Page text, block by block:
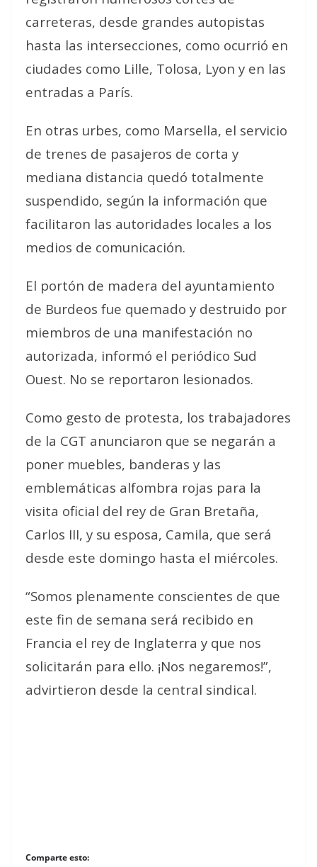
carreteras, desde grandes autopistas
hasta las intersecciones, como ocurrió en
ciudades como Lille, Tolosa, Lyon y en las
entradas a París.
En otras urbes, como Marsella, el servicio
de trenes de pasajeros de corta y
mediana distancia quedó totalmente
suspendido, según la información que
facilitaron las autoridades locales a los
medios de comunicación.
El portón de madera del ayuntamiento
de Burdeos fue quemado y destruido por
miembros de una manifestación no
autorizada, informó el periódico Sud
Ouest. No se reportaron lesionados.
Como gesto de protesta, los trabajadores
de la CGT anunciaron que se negarán a
poner muebles, banderas y las
emblemáticas alfombra rojas para la
visita oficial del rey de Gran Bretaña,
Carlos III, y su esposa, Camila, que será
desde este domingo hasta el miércoles.
“Somos plenamente conscientes de que
este fin de semana será recibido en
Francia el rey de Inglaterra y que nos
solicitarán para ello. ¡Nos negaremos!”,
advirtieron desde la central sindical.
Comparte esto: